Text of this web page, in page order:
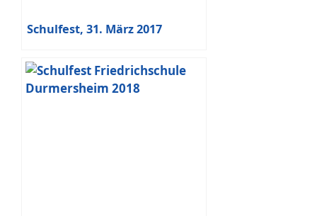
Schulfest, 31. März 2017